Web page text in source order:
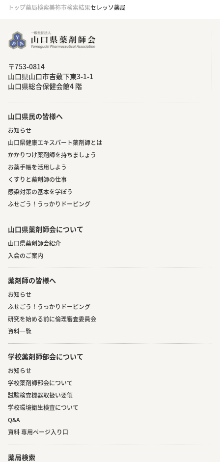
トップ薬局検索美祢市検索結果セレッソ薬局
〒753-0814
⼭⼝県⼭⼝市吉敷下東3-1-1
⼭⼝県総合保健会館4 階
山口県民の皆様へ
お知らせ
山口県健康エキスパート薬剤師とは
かかりつけ薬剤師を持ちましょう
お薬手帳を活用しよう
くすりと薬剤師の仕事
感染対策の基本を学ぼう
ふせごう！うっかりドーピング
山口県薬剤師会について
山口県薬剤師会紹介
入会のご案内
薬剤師の皆様へ
お知らせ
ふせごう！うっかりドーピング
研究を始める前に倫理審査委員会
資料一覧
学校薬剤師部会について
お知らせ
学校薬剤師部会について
試験検査機器取扱い要領
学校環境衛生検査について
Q&A
資料 専用ページ入り口
薬局検索